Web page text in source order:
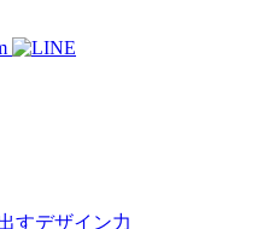
すデザイン力